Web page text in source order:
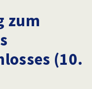
zum
(10.